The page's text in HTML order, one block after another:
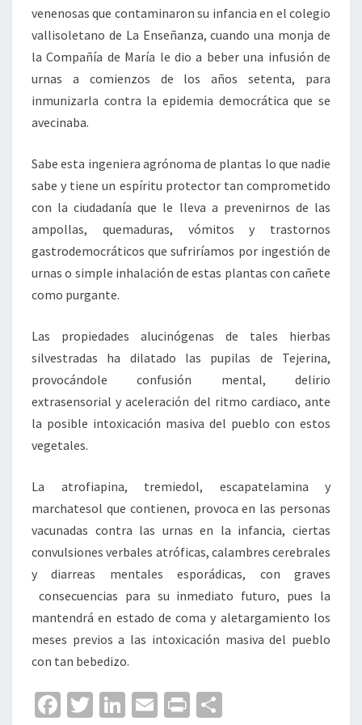
venenosas que contaminaron su infancia en el colegio
vallisoletano de La Enseñanza, cuando una monja de
la Compañía de María le dio a beber una infusión de
urnas a comienzos de los años setenta, para
inmunizarla contra la epidemia democrática que se
avecinaba.
Sabe esta ingeniera agrónoma de plantas lo que nadie
sabe y tiene un espíritu protector tan comprometido
con la ciudadanía que le lleva a prevenirnos de las
ampollas, quemaduras, vómitos y trastornos
gastrodemocráticos que sufriríamos por ingestión de
urnas o simple inhalación de estas plantas con cañete
como purgante.
Las propiedades alucinógenas de tales hierbas
silvestradas ha dilatado las pupilas de Tejerina,
provocándole confusión mental, delirio
extrasensorial y aceleración del ritmo cardiaco, ante
la posible intoxicación masiva del pueblo con estos
vegetales.
La atrofiapina, tremiedol, escapatelamina y
marchatesol que contienen, provoca en las personas
vacunadas contra las urnas en la infancia, ciertas
convulsiones verbales atróficas, calambres cerebrales
y diarreas mentales esporádicas, con graves
consecuencias para su inmediato futuro, pues la
mantendrá en estado de coma y aletargamiento los
meses previos a las intoxicación masiva del pueblo
con tan bebedizo.
Fa T
Li
E
Pr